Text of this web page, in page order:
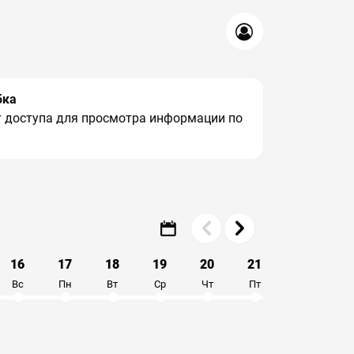
доступа для просмотра информации по
16
Вс
17
Пн
18
Вт
19
Ср
20
Чт
21
Пт